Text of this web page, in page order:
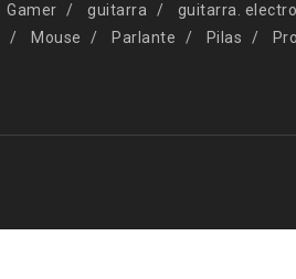
Gamer guitarra guitarra.
Mouse Parlante Pilas